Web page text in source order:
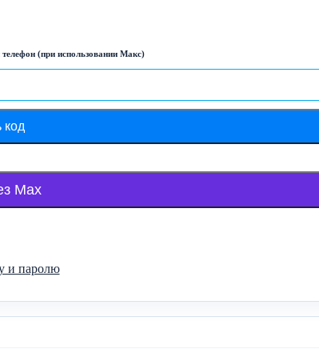
(при использовании Макс)
Max
и паролю